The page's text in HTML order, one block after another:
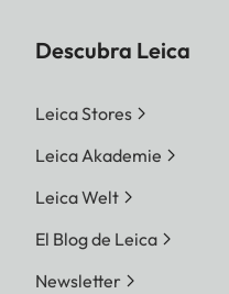
Descubra Leica
Leica Stores
Leica Akademie
Leica Welt
El Blog de Leica
Newsletter